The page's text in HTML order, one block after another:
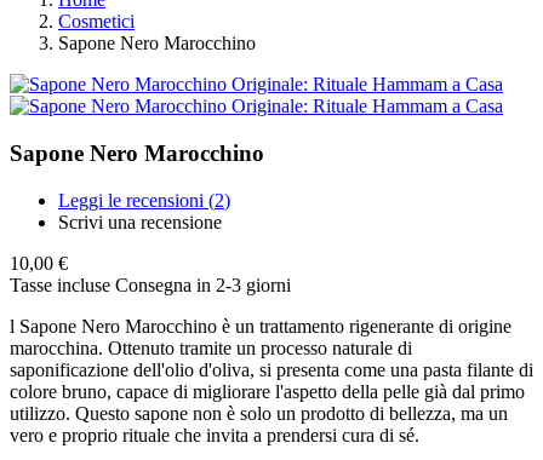
Cosmetici
Sapone Nero Marocchino
Sapone Nero Marocchino
Leggi le recensioni (2)
Scrivi una recensione
10,00 €
Tasse incluse Consegna in 2-3 giorni
l Sapone Nero Marocchino è un trattamento rigenerante di origine
marocchina. Ottenuto tramite un processo naturale di
saponificazione dell'olio d'oliva, si presenta come una pasta filante di
colore bruno, capace di migliorare l'aspetto della pelle già dal primo
utilizzo. Questo sapone non è solo un prodotto di bellezza, ma un
vero e proprio rituale che invita a prendersi cura di sé.